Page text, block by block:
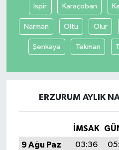
İspir Karaçoban
Narman Oltu Olur
Şenkaya Tekman
ERZURUM AYLIK
İMSAK
9 Ağu Paz
03:36